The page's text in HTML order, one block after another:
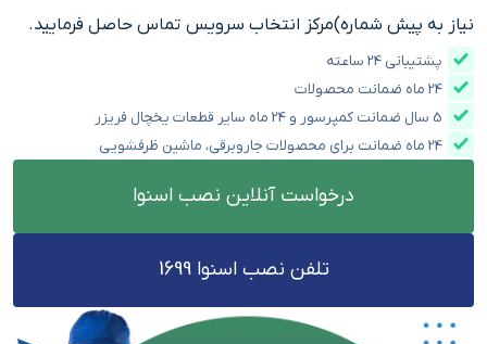
نیاز به پیش شماره)مرکز انتخاب سرویس تماس حاصل فرمایید.
پشتیبانی 24 ساعته
24 ماه ضمانت محصولات
5 سال ضمانت کمپرسور و 24 ماه سایر قطعات یخچال فریزر
24 ماه ضمانت برای محصولات جاروبرقی، ماشین ظرفشویی
درخواست آنلاین نصب اسنوا
تلفن نصب اسنوا 1699